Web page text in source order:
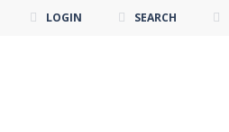
LOGIN SEARCH